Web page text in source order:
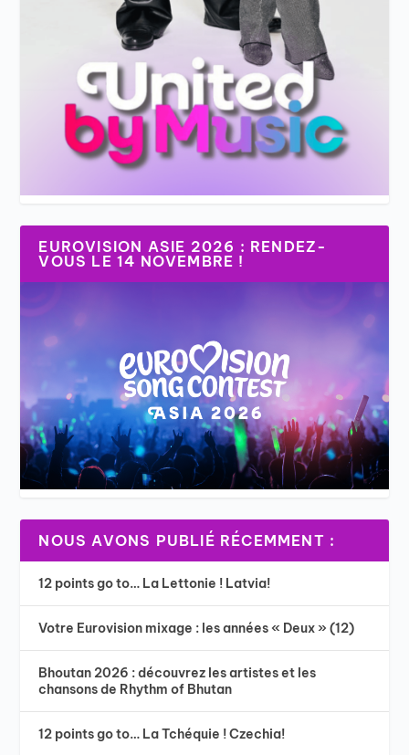
EUROVISION ASIE 2026 : RENDEZ-
VOUS LE 14 NOVEMBRE !
NOUS AVONS PUBLIÉ RÉCEMMENT :
12 points go to… La Lettonie ! Latvia!
Votre Eurovision mixage : les années « Deux » (12)
Bhoutan 2026 : découvrez les artistes et les
chansons de Rhythm of Bhutan
12 points go to… La Tchéquie ! Czechia!